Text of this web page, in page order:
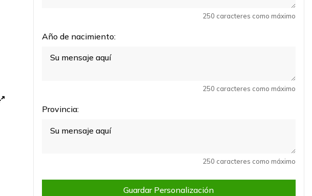
250 caracteres como máximo
Año de nacimiento:
250 caracteres como máximo
Provincia:
250 caracteres como máximo
Guardar Personalización